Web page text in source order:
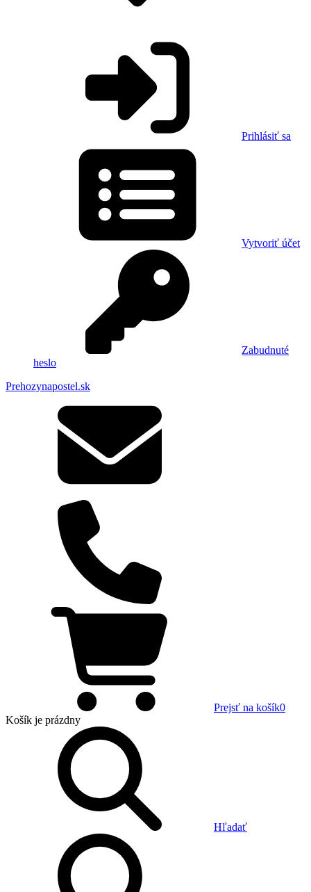
Prihlásiť sa
Vytvoriť účet
Zabudnuté
heslo
Prehozynapostel.sk
Prejsť na košík0
Košík je prázdny
Hľadať